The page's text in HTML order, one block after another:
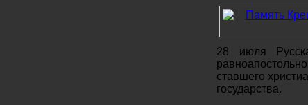
28 июля
ставшего
государства.